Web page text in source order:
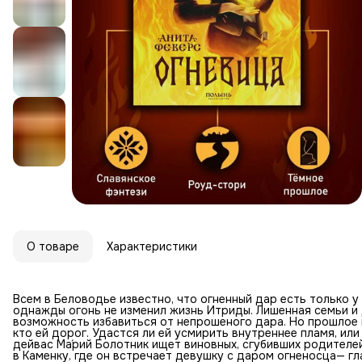
О товаре Характеристики
Всем в Беловодье известно, что огненный дар есть только
однажды огонь не изменил жизнь Итриды. Лишенная семьи
возможность избавиться от непрошеного дара. Но прошлое
кто ей дорог. Удастся ли ей усмирить внутреннее пламя,
дейвас Ма́рий Болотник ищет виновных, сгубивших
в Каменку, где он встречает девушку с даром огненосца—